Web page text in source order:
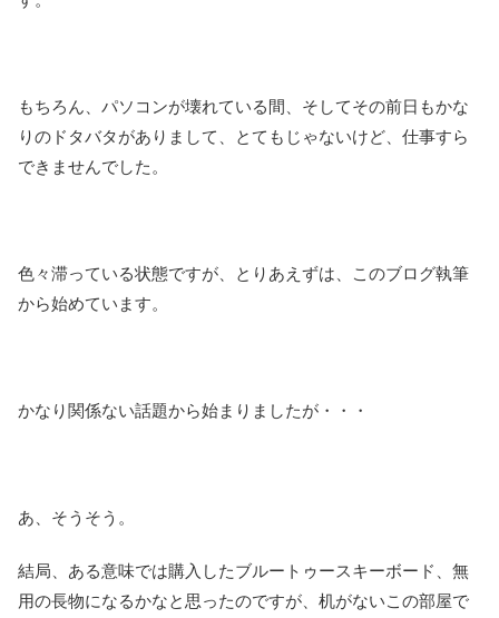
もちろん、パソコンが壊れている間、そしてその前日もかな
りのドタバタがありまして、とてもじゃないけど、仕事すら
できませんでした。
色々滞っている状態ですが、とりあえずは、このブログ執筆
から始めています。
かなり関係ない話題から始まりましたが・・・
あ、そうそう。
結局、ある意味では購入したブルートゥースキーボード、無
用の長物になるかなと思ったのですが、机がないこの部屋で